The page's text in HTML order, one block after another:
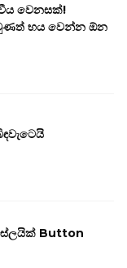
වෙනසක්!
භය වෙන්න ඕන
Button